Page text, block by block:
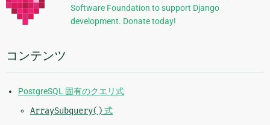
な
報
Software Foundation to support Django
development. Donate today!
コンテンツ
PostgreSQL 固有のクエリ式
ArraySubquery() 式